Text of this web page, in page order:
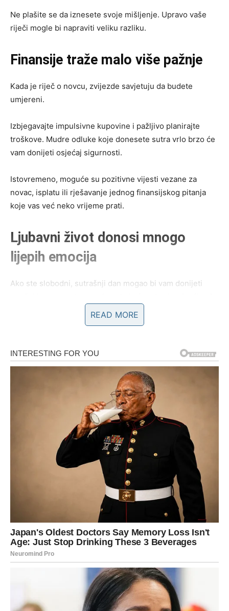
Ne plašite se da iznesete svoje mišljenje. Upravo vaše
riječi mogle bi napraviti veliku razliku.
Finansije traže malo više pažnje
Kada je riječ o novcu, zvijezde savjetuju da budete
umjereni.
Izbjegavajte impulsivne kupovine i pažljivo planirajte
troškove. Mudre odluke koje donesete sutra vrlo brzo će
vam donijeti osjećaj sigurnosti.
Istovremeno, moguće su pozitivne vijesti vezane za
novac, isplatu ili rješavanje jednog finansijskog pitanja
koje vas već neko vrijeme prati.
Ljubavni život donosi mnogo
lijepih emocija
Ako ste slobodni, sutrašnji dan mogao bi vam donijeti
pažnju. Iskren razgovor mogao bi biti početak nečega
mnogo ozbiljnijeg nego što sada možete zamisliti.
Ako ste zauzeti, partner će pokazati želju da provede više
vremena sa vama. Iskrenost, razumijevanje i nježne riječi
dodatno će učvrstiti vaš odnos.
Zvijezde vam poručuju da ne krijete osjećanja. Ono što
izgovorite iz srca donijeće vam mnogo sreće.
Porodica vam daje snagu
Jedan razgovor sa članom porodice mogao bi vam
pomoći da pronađete rješenje za pitanje koje vas već
Osjetićete koliko vam znači podrška ljudi koji vas iskreno
vole i koji su uvijek spremni da budu uz vas.
Veče provedeno u toploj porodičnoj atmosferi donijeće
vam osjećaj mira i sigurnosti.
READ MORE